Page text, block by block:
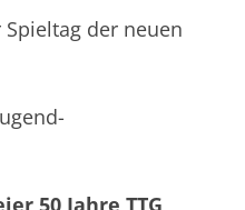
Spieltag der neuen
50 Jahre TTG